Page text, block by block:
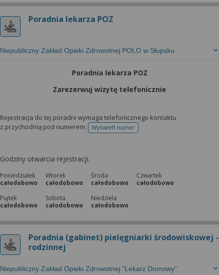
Poradnia lekarza POZ
Niepubliczny Zakład Opieki Zdrowotnej POLO w Słupsku
Poradnia lekarza POZ
Zarezerwuj wizytę telefonicznie
Rejestracja do tej poradni wymaga telefonicznego kontaktu
z przychodnią pod numerem:
Wyświetl numertelefonu do rejestracji
Godziny otwarcia rejestracji:
Poniedziałek
całodobowo
Wtorek
całodobowo
Środa
całodobowo
Czwartek
całodobowo
Piątek
całodobowo
Sobota
całodobowo
Niedziela
całodobowo
Poradnia (gabinet) pielęgniarki środowiskowej -
rodzinnej
Niepubliczny Zakład Opieki Zdrowotnej "Lekarz Domowy"